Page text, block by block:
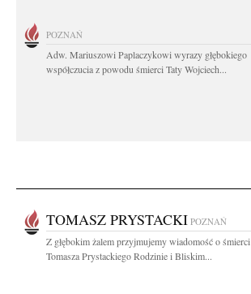
POZNAŃ
Adw. Mariuszowi Paplaczykowi wyrazy głębokiego
współczucia z powodu śmierci Taty Wojciech...
TOMASZ PRYSTACKI POZNAŃ
Z głębokim żalem przyjmujemy wiadomość o śmierci
Tomasza Prystackiego Rodzinie i Bliskim...